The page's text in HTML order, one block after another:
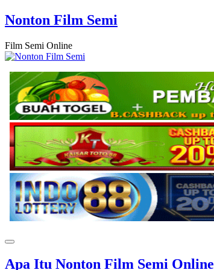
Nonton Film Semi
Film Semi Online
Apa Itu Nonton Film Semi Online